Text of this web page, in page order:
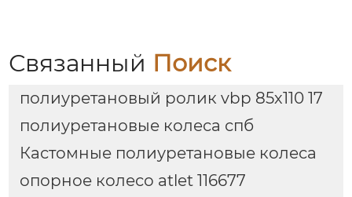
Связанный Поиск
полиуретановый ролик vbp 85х110 17
полиуретановые колеса спб
Кастомные полиуретановые колеса
опорное колесо atlet 116677